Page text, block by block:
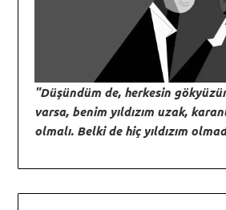
"Düşündüm de, herkesin
varsa, benim yıldızım uzak,
olmalı. Belki de hiç yıldızım